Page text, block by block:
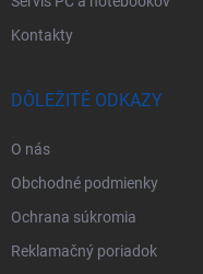
Kontakty
DÔLEŽITÉ ODKAZY
O nás
Obchodné podmienky
Ochrana súkromia
Reklamačný poriadok